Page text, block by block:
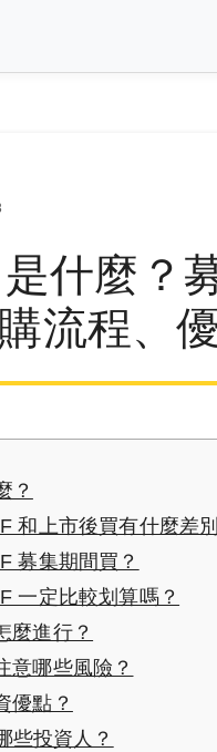
什麼？
流程、
？
和上市後買有什麼差
募集期間買？
一定比較划算嗎？
麼進行？
意哪些風險？
優點？
些投資人？